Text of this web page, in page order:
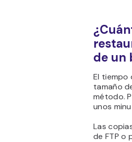
de un
El tiempo
tamaño
método.
unos
Las
de FTP o